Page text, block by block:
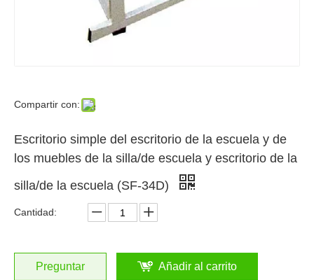
Compartir con:
Escritorio simple del escritorio de la escuela y de
los muebles de la silla/de escuela y escritorio de la
silla/de la escuela (SF-34D)
Cantidad:
Preguntar Añadir al carrito